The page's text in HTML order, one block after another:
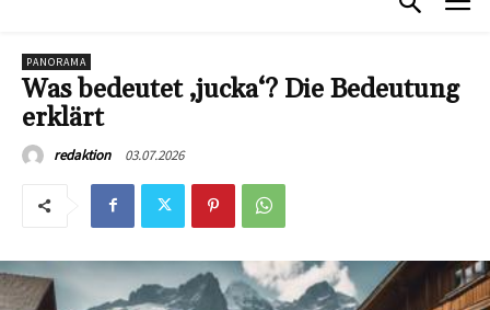
PANORAMA
Was bedeutet ‚jucka‘? Die Bedeutung
erklärt
redaktion 03.07.2026